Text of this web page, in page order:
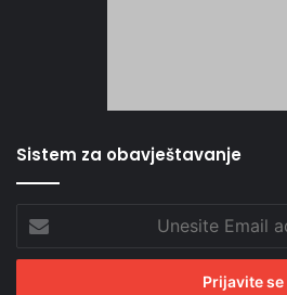
Sistem za obavještavanje
Email
adresu